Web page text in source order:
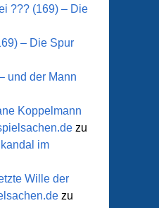
??? (169) – Die
– Die Spur
und der Mann
Koppelmann
zu
im
Wille der
zu